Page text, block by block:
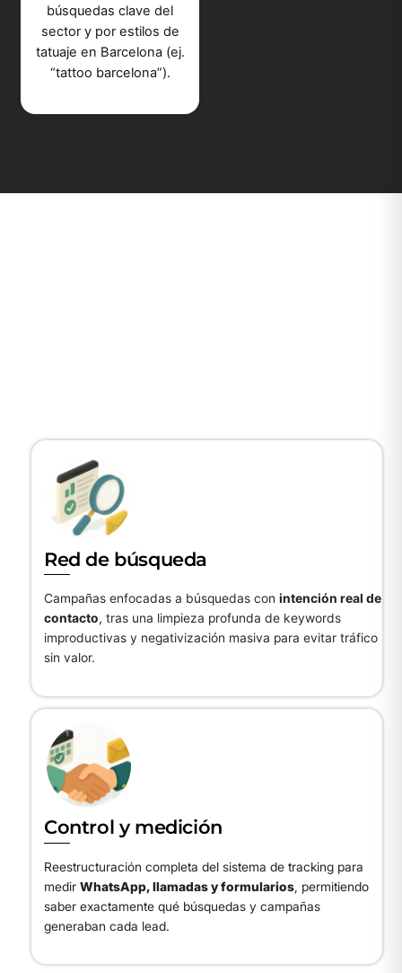
búsquedas clave del
sector y por estilos de
tatuaje en Barcelona (ej.
“tattoo barcelona”).
Icon
label
Red de búsqueda
Campañas enfocadas a búsquedas conintención real de
contacto, tras una limpieza profunda de keywords
improductivas y negativización masiva para evitar tráfico
sin valor.
Icon
label
Control y medición
Reestructuración completa del sistema de tracking para
medirWhatsApp, llamadas y formularios , permitiendo
saber exactamente qué búsquedas y campañas
generaban cada lead.